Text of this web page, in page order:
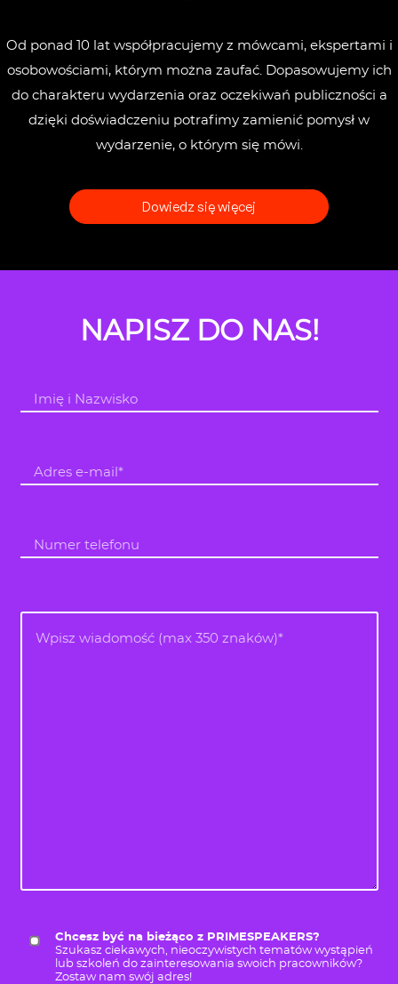
Od ponad 10 lat współpracujemy z mówcami, ekspertami i
osobowościami, którym można zaufać. Dopasowujemy ich
do charakteru wydarzenia oraz oczekiwań publiczności a
dzięki doświadczeniu potrafimy zamienić pomysł w
wydarzenie, o którym się mówi.
Dowiedz się więcej
NAPISZ DO NAS!
Chcesz być na bieżąco z PRIMESPEAKERS?
Szukasz ciekawych, nieoczywistych tematów wystąpień
lub szkoleń do zainteresowania swoich pracowników?
Zostaw nam swój adres!